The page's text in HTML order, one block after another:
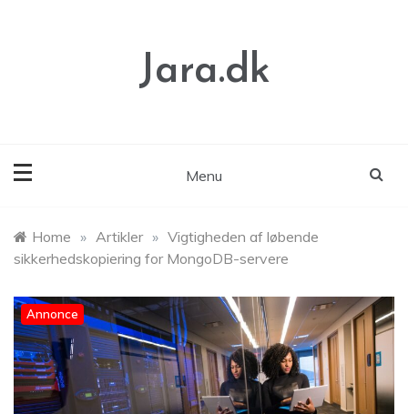
Jara.dk
Menu
Home » Artikler » Vigtigheden af løbende
sikkerhedskopiering for MongoDB-servere
Annonce